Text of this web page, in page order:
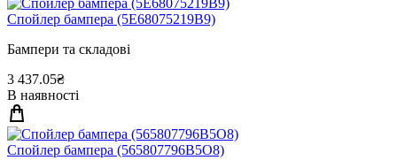
Спойлер бампера (5E68075219B9)
Бампери та складові
3 437.05₴
В наявності
Спойлер бампера (565807796B5O8)